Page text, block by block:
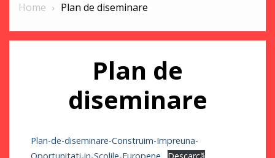
Home Plan de diseminare
Plan de
diseminare
Plan-de-diseminare-Construim-Impreuna-